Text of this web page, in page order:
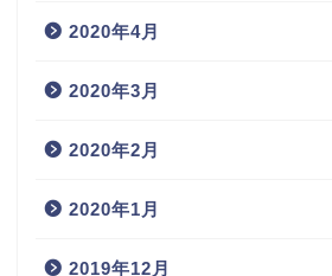
2020年4月
2020年3月
2020年2月
2020年1月
2019年12月